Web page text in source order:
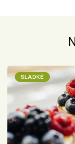
SLADKÉ